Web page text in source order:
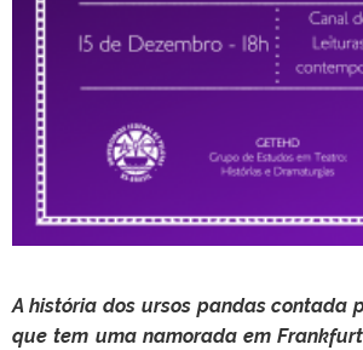
A história dos ursos pandas contada
que tem uma namorada em Frankfurt